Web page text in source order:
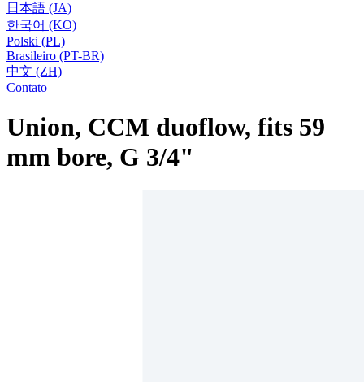
日本語 (JA)
한국어 (KO)
Polski (PL)
Brasileiro (PT-BR)
中文 (ZH)
Contato
Union, CCM duoflow, fits 59
mm bore, G 3/4"